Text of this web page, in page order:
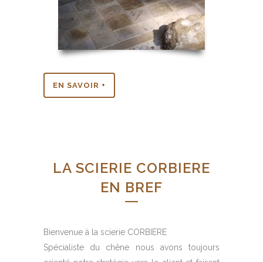
EN SAVOIR +
LA SCIERIE CORBIERE
EN BREF
Bienvenue à la scierie CORBIERE
Spécialiste du chêne nous avons toujours